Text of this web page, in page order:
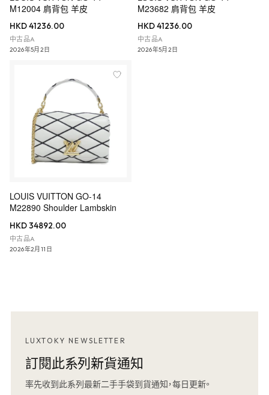
M12004 肩背包 羊皮
HKD 41236.00
中古品A
2026年5月2日
M23682 肩背包 羊皮
HKD 41236.00
中古品A
2026年5月2日
LOUIS VUITTON GO-14
M22890 Shoulder Lambskin
HKD 34892.00
中古品A
2026年2月11日
LUXTOKY NEWSLETTER
訂閱此系列新貨通知
率先收到此系列最新二手手袋到貨通知，每日更新。